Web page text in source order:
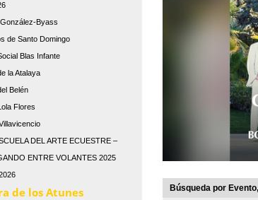
Byass
de Santo Domingo
Blas Infante
la Atalaya
Belén
Flores
DEL ARTE ECUESTRE –
ENTRE VOLANTES 2025
de los Atunes Búsqueda por